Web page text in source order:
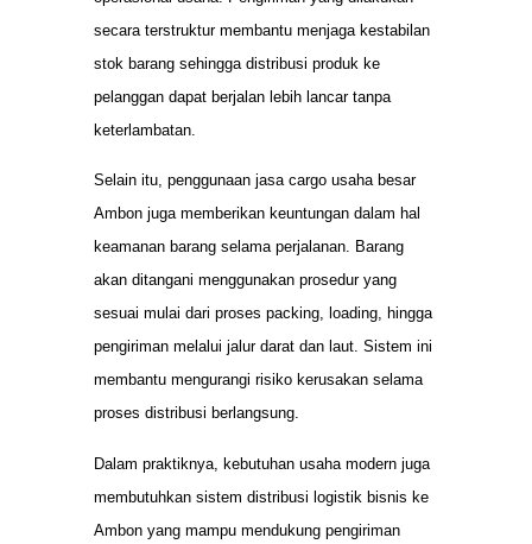
secara terstruktur membantu menjaga kestabilan
stok barang sehingga distribusi produk ke
pelanggan dapat berjalan lebih lancar tanpa
keterlambatan.
Selain itu, penggunaan jasa cargo usaha besar
Ambon juga memberikan keuntungan dalam hal
keamanan barang selama perjalanan. Barang
akan ditangani menggunakan prosedur yang
sesuai mulai dari proses packing, loading, hingga
pengiriman melalui jalur darat dan laut. Sistem ini
membantu mengurangi risiko kerusakan selama
proses distribusi berlangsung.
Dalam praktiknya, kebutuhan usaha modern juga
membutuhkan sistem distribusi logistik bisnis ke
Ambon yang mampu mendukung pengiriman